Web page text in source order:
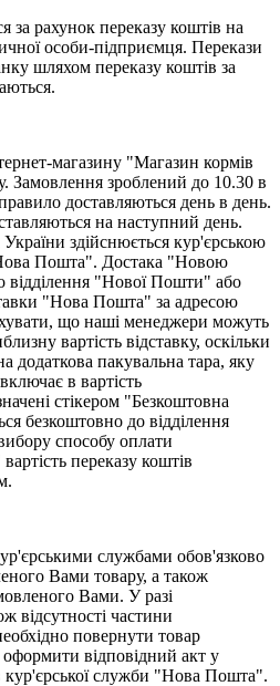
переказу коштів на
особи-підприємця. Перекази
шляхом переказу коштів за
магазину "Магазин кормів
Замовлення зроблений до 10.30 в
доставляються день в день.
на наступний день.
України здійснюється кур'єрською
Пошта". Достака "Новою
"Нової Пошти" або
"Нова Пошта" за адресою
що наші менеджери можуть
вартість відставку, оскільки
додаткова пакувальна тара, яку
в вартість
стікером "Безкоштовна
безкоштовно до відділення
способу оплати
переказу коштів
службами обов'язково
Вами товару, а також
Вами. У разі
відсутності частини
повернути товар
відповідний акт у
кур'єрської служби "Нова Пошта".